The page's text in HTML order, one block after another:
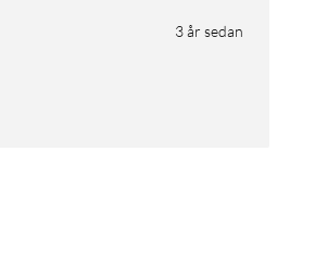
3 år sedan